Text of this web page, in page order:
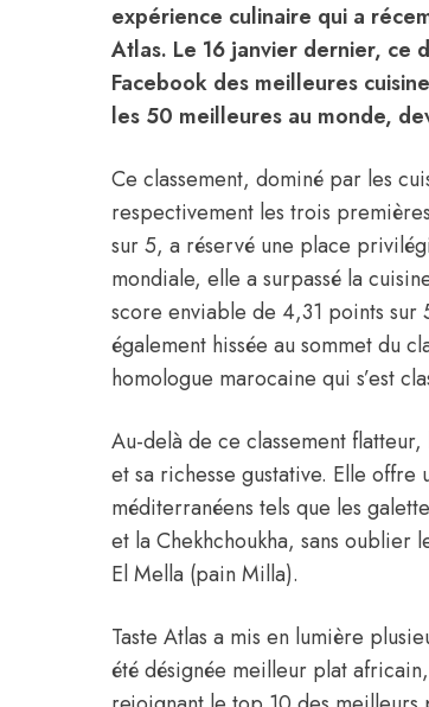
expérience culinaire qui a
Atlas. Le 16 janvier dernier, ce
Facebook des meilleures
les 50 meilleures au monde,
Ce classement, dominé par les
respectivement les trois
sur 5, a réservé une place
mondiale, elle a surpassé la
score enviable de 4,31 points sur
également hissée au sommet du
homologue marocaine qui s’est
Au-delà de ce classement
et sa richesse gustative. Elle offre
méditerranéens tels que les
et la Chekhchoukha, sans oublier
El Mella (pain Milla).
Taste Atlas a mis en lumière
été désignée meilleur plat